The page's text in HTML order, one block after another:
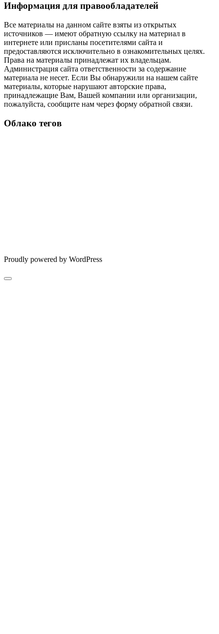
Информация для правообладателей
Все материалы на данном сайте взяты из открытых
источников — имеют обратную ссылку на материал в
интернете или присланы посетителями сайта и
предоставляются исключительно в ознакомительных целях.
Права на материалы принадлежат их владельцам.
Администрация сайта ответственности за содержание
материала не несет. Если Вы обнаружили на нашем сайте
материалы, которые нарушают авторские права,
принадлежащие Вам, Вашей компании или организации,
пожалуйста, сообщите нам через форму обратной связи.
Облако тегов
Proudly powered by WordPress